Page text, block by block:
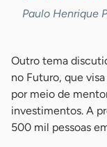
Paulo Henrique
Outro tema
no Futuro, que
por meio de
investimentos. A
500 mil pessoas